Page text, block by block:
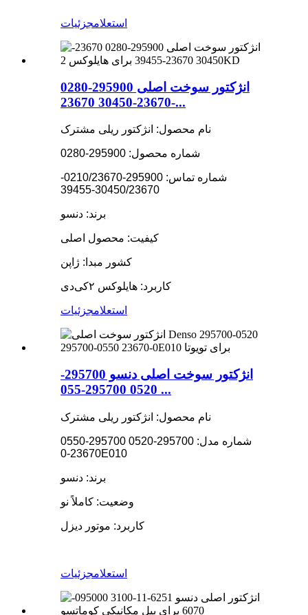
استعلامجزئیات
انژکتور سوخت اصلی 295900-0280
23670-30450 23670-...
نام محصول: انژکتور ریلی مشترک
شماره محصول: 295900-0280
شماره تماس: 295900-0210/23670-
30450/23670-39455
برند: دنسو
کیفیت: محصول اصلی
کشور مبدا: ژاپن
کاربرد: هایلوکس ۲کی‌دی
استعلامجزئیات
انژکتور سوخت اصلی دنسو 295700-
0520 295700-055 ...
نام محصول: انژکتور ریلی مشترک
شماره مدل: 295700-0520 295700-0550
23670-0E010
برند: دنسو
وضعیت: کاملاً نو
کاربرد: موتور دیزل
استعلامجزئیات